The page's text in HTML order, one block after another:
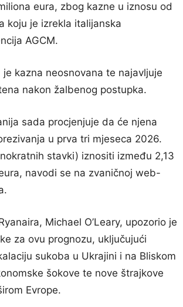
eura, zbog kazne u iznosu od
koju je izrekla italijanska
AGCM.
kazna neosnovana te najavljuje
nakon žalbenog postupka.
sada procjenjuje da će njena
u prva tri mjeseca 2026.
stavki) iznositi između 2,13
navodi se na zvaničnoj web-
Michael O’Leary, upozorio je
za ovu prognozu, uključujući
sukoba u Ukrajini i na Bliskom
šokove te nove štrajkove
Evrope.